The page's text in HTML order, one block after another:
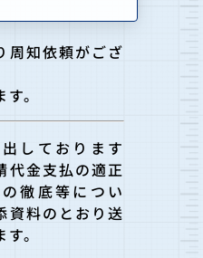
周知依頼がござ
。
しております
代金支払の適正
徹底等につい
資料のとおり送
。